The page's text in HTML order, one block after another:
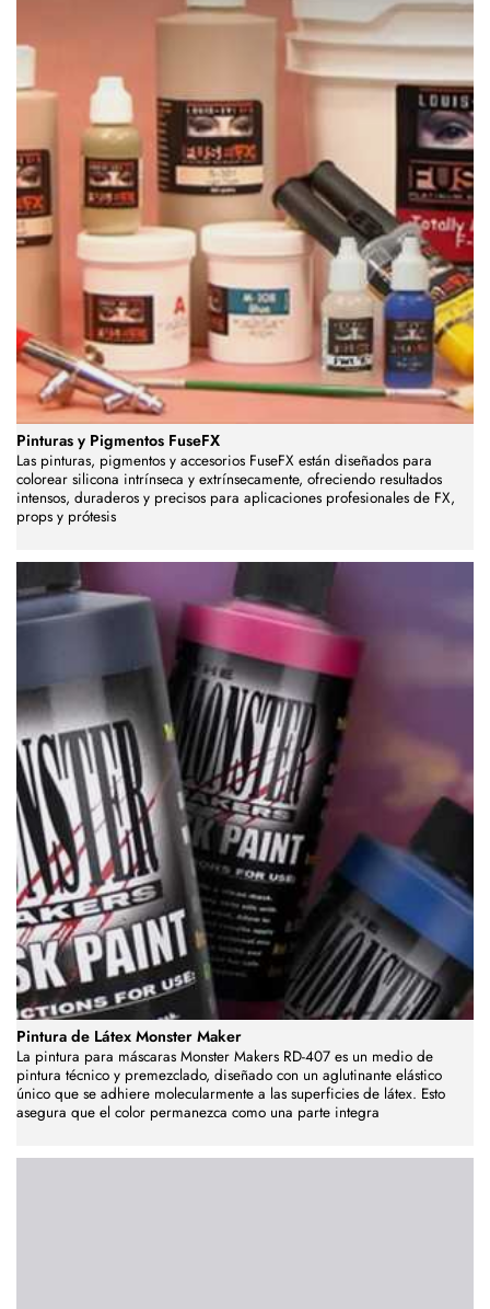
Pinturas y Pigmentos FuseFX
Las pinturas, pigmentos y accesorios FuseFX están diseñados para
colorear silicona intrínseca y extrínsecamente, ofreciendo resultados
intensos, duraderos y precisos para aplicaciones profesionales de FX,
props y prótesis
Pintura de Látex Monster Maker
La pintura para máscaras Monster Makers RD-407 es un medio de
pintura técnico y premezclado, diseñado con un aglutinante elástico
único que se adhiere molecularmente a las superficies de látex. Esto
asegura que el color permanezca como una parte integra